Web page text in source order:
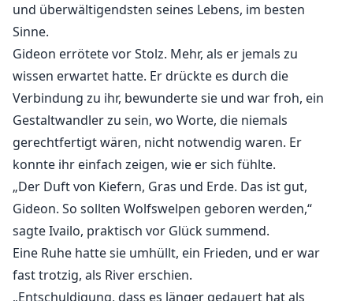
und überwältigendsten seines Lebens, im besten
Sinne.
Gideon errötete vor Stolz. Mehr, als er jemals zu
wissen erwartet hatte. Er drückte es durch die
Verbindung zu ihr, bewunderte sie und war froh, ein
Gestaltwandler zu sein, wo Worte, die niemals
gerechtfertigt wären, nicht notwendig waren. Er
konnte ihr einfach zeigen, wie er sich fühlte.
„Der Duft von Kiefern, Gras und Erde. Das ist gut,
Gideon. So sollten Wolfswelpen geboren werden,“
sagte Ivailo, praktisch vor Glück summend.
Eine Ruhe hatte sie umhüllt, ein Frieden, und er war
fast trotzig, als River erschien.
„Entschuldigung, dass es länger gedauert hat als